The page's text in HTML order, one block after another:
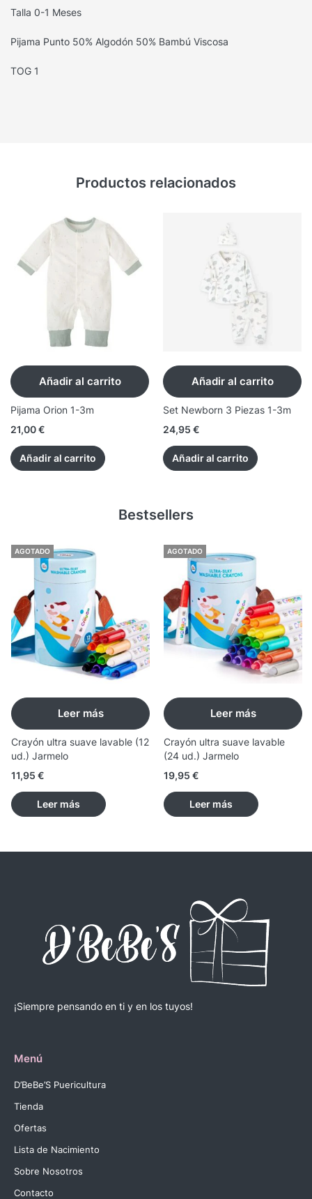
Talla 0-1 Meses
Pijama Punto 50% Algodón 50% Bambú Viscosa
TOG 1
Productos relacionados
Añadir al carrito
Pijama Orion 1-3m
21,00€
Añadir al carrito
Añadir al carrito
Set Newborn 3 Piezas 1-3m
24,95 €
Añadir al carrito
Bestsellers
AGOTADO
Leer más
Crayón ultra suave lavable (12
ud.) Jarmelo
11,95 €
Leer más
AGOTADO
Leer más
Crayón ultra suave lavable
(24 ud.) Jarmelo
19,95 €
Leer más
¡Siempre pensando en ti y en los tuyos!
Menú
D’BeBe’S Puericultura
Tienda
Ofertas
Lista de Nacimiento
Sobre Nosotros
Contacto